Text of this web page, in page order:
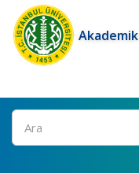
Ara